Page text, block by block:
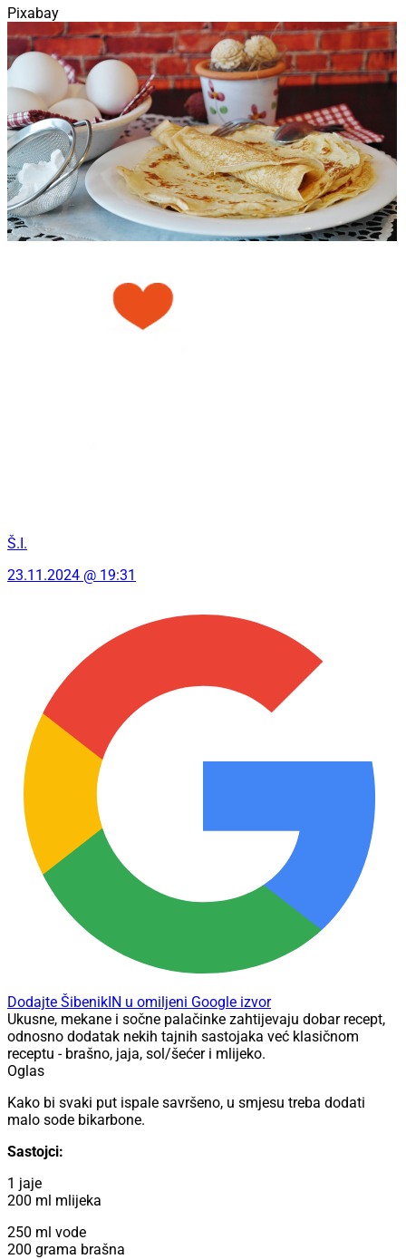
Pixabay
Š.I.
23.11.2024 @ 19:31
Dodajte ŠibenikIN u omiljeni Google izvor
Ukusne, mekane i sočne palačinke zahtijevaju dobar recept,
odnosno dodatak nekih tajnih sastojaka već klasičnom
receptu - brašno, jaja, sol/šećer i mlijeko.
Oglas
Kako bi svaki put ispale savršeno, u smjesu treba dodati
malo sode bikarbone.
Sastojci:
1 jaje
200 ml mlijeka
250 ml vode
200 grama brašna